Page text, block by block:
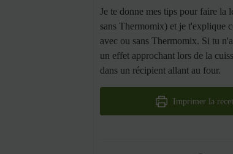
Je te donne mes tips pour faire la
sans Thermomix) et je t'explique
avec ou sans Thermomix. Si tu
un effet approchant lors de la
dans un récipient allant au four.
Imprimer la